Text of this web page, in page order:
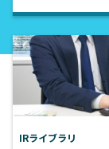
IRライブラリ